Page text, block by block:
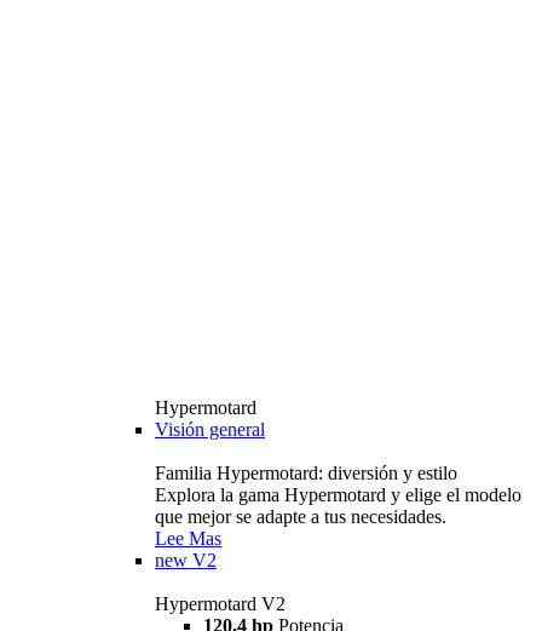
Hypermotard
Visión general
Familia Hypermotard: diversión y estilo
Explora la gama Hypermotard y elige el modelo
que mejor se adapte a tus necesidades.
Lee Mas
new V2
Hypermotard V2
120,4 hp Potencia